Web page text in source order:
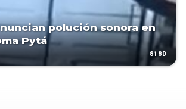
polución sonora en
Pytá
818D